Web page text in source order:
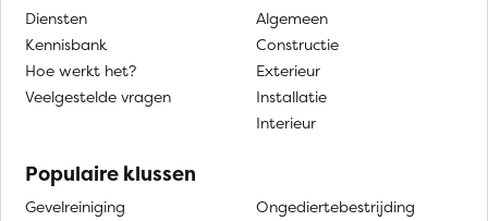
Diensten
Kennisbank
Hoe werkt het?
Veelgestelde vragen
Algemeen
Constructie
Exterieur
Installatie
Interieur
Populaire klussen
Gevelreiniging
Ongediertebestrijding